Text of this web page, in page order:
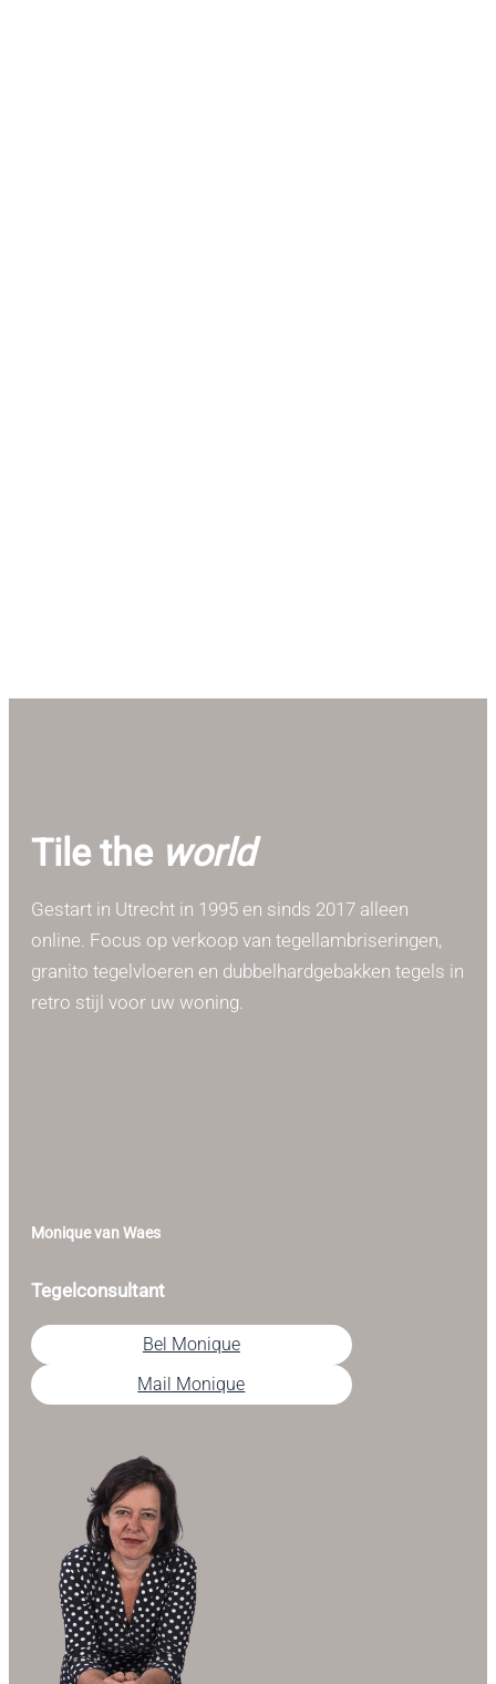
Tile the world
Gestart in Utrecht in 1995 en sinds 2017 alleen
online. Focus op verkoop van tegellambriseringen,
granito tegelvloeren en dubbelhardgebakken tegels in
retro stijl voor uw woning.
Monique van Waes
Tegelconsultant
Bel Monique
Mail Monique